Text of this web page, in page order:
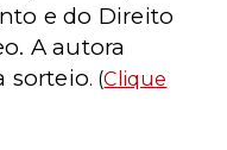
e do Direito
A autora
sorteio. (Clique